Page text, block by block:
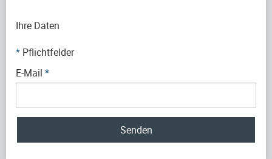
Ihre Daten
* Pflichtfelder
E-Mail *
Senden